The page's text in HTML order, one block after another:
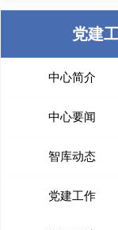
党建
中心简介
中心要闻
智库动态
党建工作